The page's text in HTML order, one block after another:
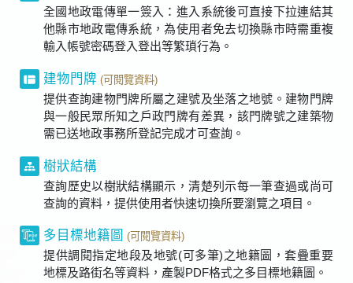
全國地政電傳單一簽入：進入系統後可直接下拉連結其
他縣市地政電傳系統，為使用者免去切換縣市時需重複
輸入帳號密碼登入登出等繁瑣行為。
建物門牌 (可閱覽資料)
提供查詢建物門牌所屬之建號及坐落之地號。建物門牌
與一般民眾所知之戶政門牌有差異，該門牌號之建築物
需已送地政事務所登記完成才可查詢。
樹狀結構
查詢歷史以樹狀結構顯示，清楚列示每一筆查過或尚可
查詢的資料，提供使用者快速切換所要瀏覽之項目。
多目標地籍圖 (可閱覽資料)
提供調閱指定地段及地號(可多筆)之地籍圖，套疊重要
地標及路街名等資料，產製PDF格式之多目標地籍圖。